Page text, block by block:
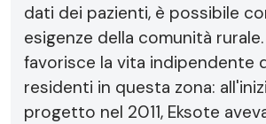
dati dei pazienti, è possibile
esigenze della comunità
favorisce la vita indipendente
residenti in questa zona:
progetto nel 2011, Eksote